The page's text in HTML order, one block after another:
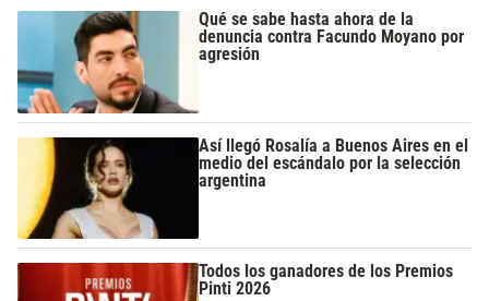
Qué se sabe hasta ahora de la
denuncia contra Facundo Moyano por
agresión
Así llegó Rosalía a Buenos Aires en el
medio del escándalo por la selección
argentina
Todos los ganadores de los Premios
Pinti 2026